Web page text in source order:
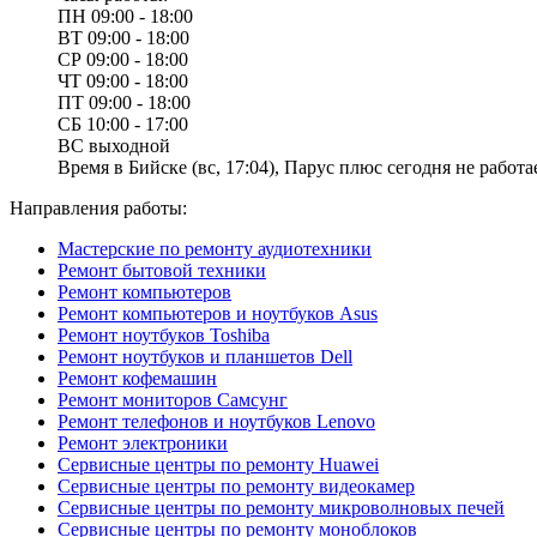
ПН 09:00 - 18:00
ВТ 09:00 - 18:00
СР 09:00 - 18:00
ЧТ 09:00 - 18:00
ПТ 09:00 - 18:00
СБ 10:00 - 17:00
ВС выходной
Время в Бийске (вс, 17:04), Парус плюс сегодня не
Направления работы:
Мастерские по ремонту аудиотехники
Ремонт бытовой техники
Ремонт компьютеров
Ремонт компьютеров и ноутбуков Asus
Ремонт ноутбуков Toshiba
Ремонт ноутбуков и планшетов Dell
Ремонт кофемашин
Ремонт мониторов Самсунг
Ремонт телефонов и ноутбуков Lenovo
Ремонт электроники
Сервисные центры по ремонту Huawei
Сервисные центры по ремонту видеокамер
Сервисные центры по ремонту микроволновых печей
Сервисные центры по ремонту моноблоков